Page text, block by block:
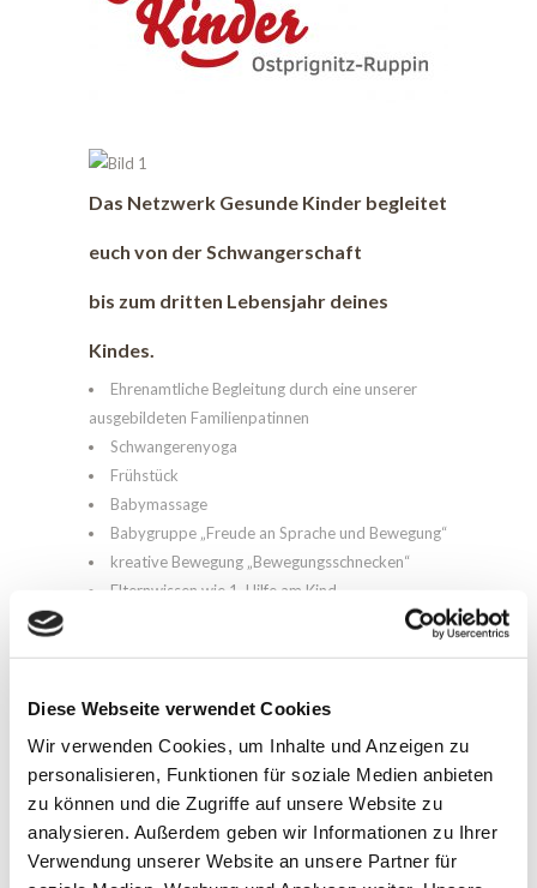
Diese Webseite verwendet Cookies
Wir verwenden Cookies, um Inhalte und Anzeigen zu
personalisieren, Funktionen für soziale Medien anbieten
zu können und die Zugriffe auf unsere Website zu
analysieren. Außerdem geben wir Informationen zu Ihrer
Verwendung unserer Website an unsere Partner für
Das Netzwerk Gesunde Kinder begleitet
euch von der Schwangerschaft
bis zum dritten Lebensjahr deines
Kindes.
Ehrenamtliche Begleitung durch eine unserer
ausgebildeten Familienpatinnen
Schwangerenyoga
Frühstück
Babymassage
Babygruppe „Freude an Sprache und Bewegung“
kreative Bewegung „Bewegungsschnecken“
Elternwissen wie 1. Hilfe am Kind,